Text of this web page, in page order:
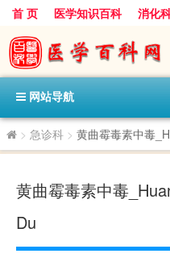
首 页 医学知识百科 消化
心血管病科
呼吸科 神经科
内分泌科
口腔科
网站导航
> 急诊科 > 黄曲霉毒素中毒
黄曲霉毒素中毒
Du